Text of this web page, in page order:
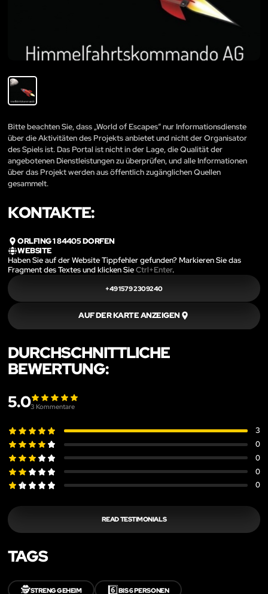
Bitte beachten Sie, dass „World of Escapes“ nur Informationsdienste
über die Aktivitäten des Projekts anbietet und nicht der Organisator
des Spiels ist. Das Portal ist nicht in der Lage, die Qualität der
angebotenen Dienstleistungen zu überprüfen, und alle Informationen
über das Projekt werden aus öffentlich zugänglichen Quellen
gesammelt.
KONTAKTE:
ORLFING 1 84405 DORFEN
WEBSITE
Haben Sie auf der Website Tippfehler gefunden? Markieren Sie das
Fragment des Textes und klicken SieCtrl+Enter.
+49 1579 2309240
AUF DER KARTE ANZEIGEN
DURCHSCHNITTLICHE
BEWERTUNG:
5.03 Kommentare
3
0
0
0
0
READ TESTIMONIALS
TAGS
🕵️STRENG GEHEIM 6️⃣BIS 6 PERSONEN